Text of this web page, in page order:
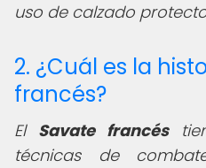
uso de calzado
2. ¿Cuál es la
francés?
El Savate francés
técnicas de